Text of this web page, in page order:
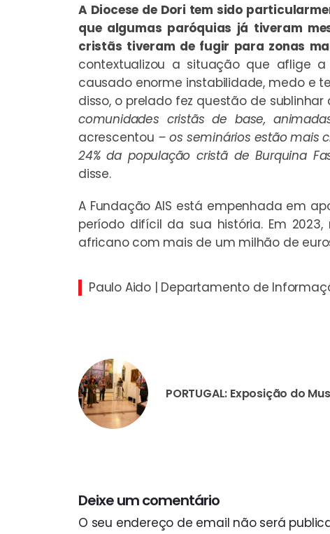
A Diocese de Dori tem sido
que algumas paróquias já tiveram
cristãs tiveram de fugir para zonas
contextualizou a situação que aflige
causado enorme instabilidade, medo e
disso, o prelado fez questão de
comunidades cristãs de base,
acrescentou – os seminários estão mais
24% da população cristã de Burquina
disse.
A Fundação AIS está empenhada em
período difícil da sua história. Em
africano com mais de um milhão de
Paulo Aido | Departamento de
Deixe um comentário
O seu endereço de email não será